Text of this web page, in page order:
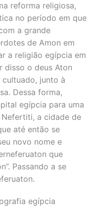
reforma religiosa,
no período em que
a grande
de Amon em
a religião egípcia em
disso o deus Aton
junto à
Dessa forma,
egípcia para uma
a cidade de
até então se
novo nome e
que
Passando a se
egípcia